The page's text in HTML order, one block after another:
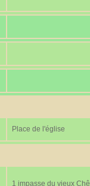
Place de l'église
1 impasse du vieux